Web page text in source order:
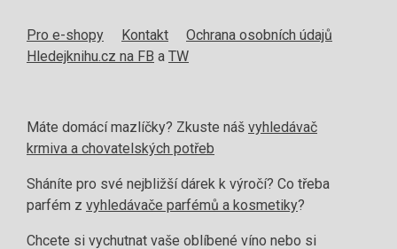
Pro e-shopy Kontakt
Ochrana osobních údajů
Hledejknihu.cz na FB a TW
Máte domácí mazlíčky? Zkuste náš vyhledávač
krmiva a chovatelských potřeb
Sháníte pro své nejbližší dárek k výročí? Co třeba
parfém z vyhledávače parfémů a kosmetiky?
Chcete si vychutnat vaše oblíbené víno nebo si